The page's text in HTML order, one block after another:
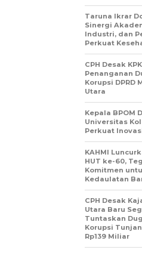
Taruna Ikrar
Sinergi
Industri, dan
Perkuat
CPH Desak
Penanganan
Korupsi DPRD
Utara
Kepala BPOM
Universitas
Perkuat
KAHMI
HUT ke-60,
Komitmen
Kedaulatan
CPH Desak
Utara Baru
Tuntaskan
Korupsi
Rp139 Miliar